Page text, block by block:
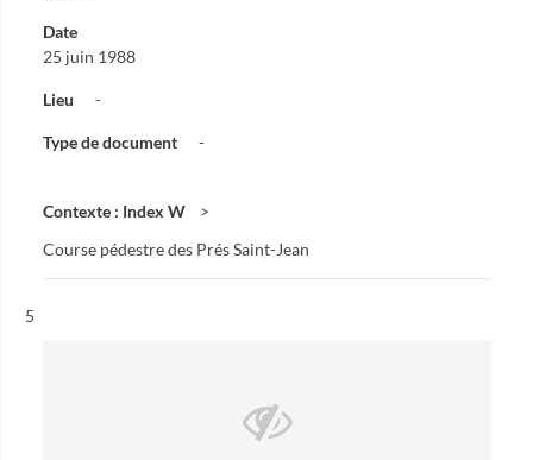
Date
25 juin 1988
Lieu -
Type de document -
Contexte : Index W
Course pédestre des Prés Saint-Jean
Résultat n°
5